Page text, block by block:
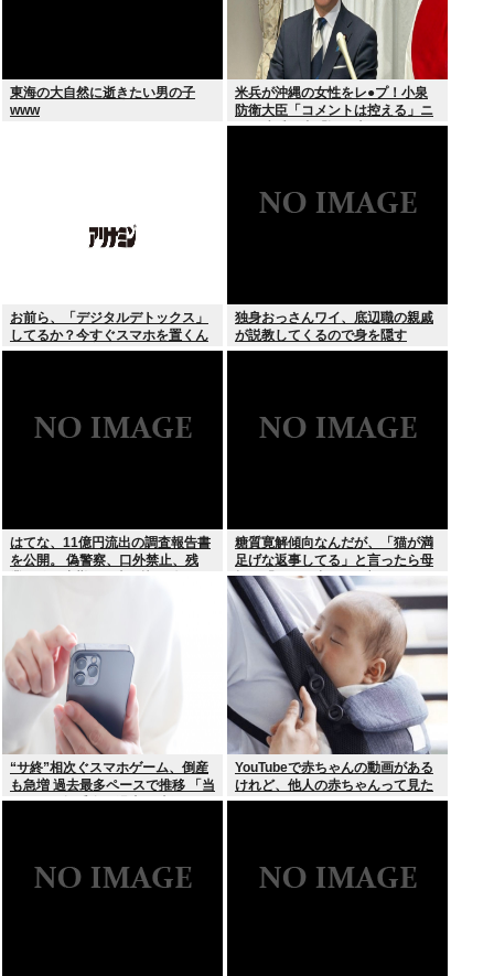
東海の大自然に逝きたい男の子
www
米兵が沖縄の女性をレ●プ！小泉
防衛大臣「コメントは控える」ニ
ュー速愛国者「辺野古！」
お前ら、「デジタルデトックス」
してるか？今すぐスマホを置くん
だ。
独身おっさんワイ、底辺職の親戚
が説教してくるので身を隠す
はてな、11億円流出の調査報告書
を公開。 偽警察、口外禁止、残
業・休日出勤200時間越、孤
糖質寛解傾向なんだが、「猫が満
足げな返事してる」と言ったら母
親に「お気の毒w」と言われた
“サ終”相次ぐスマホゲーム、倒産
も急増 過去最多ペースで推移 「当
たれば一攫千金」過去の時代に
YouTubeで赤ちゃんの動画がある
けれど、他人の赤ちゃんって見た
いのか？